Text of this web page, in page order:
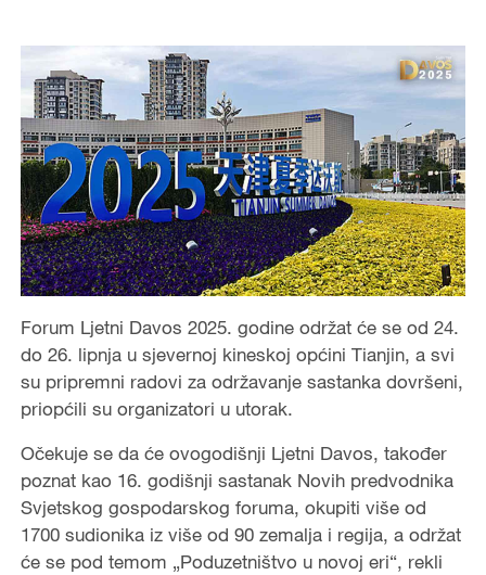
Forum Ljetni Davos 2025. godine održat će se od 24.
do 26. lipnja u sjevernoj kineskoj općini Tianjin, a svi
su pripremni radovi za održavanje sastanka dovršeni,
priopćili su organizatori u utorak.
Očekuje se da će ovogodišnji Ljetni Davos, također
poznat kao 16. godišnji sastanak Novih predvodnika
Svjetskog gospodarskog foruma, okupiti više od
1700 sudionika iz više od 90 zemalja i regija, a održat
će se pod temom „Poduzetništvo u novoj eri“, rekli